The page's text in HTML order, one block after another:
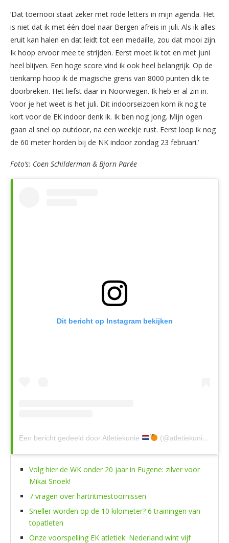
‘Dat toernooi staat zeker met rode letters in mijn agenda. Het
is niet dat ik met één doel naar Bergen afreis in juli. Als ik alles
eruit kan halen en dat leidt tot een medaille, zou dat mooi zijn.
Ik hoop ervoor mee te strijden. Eerst moet ik tot en met juni
heel blijven. Een hoge score vind ik ook heel belangrijk. Op de
tienkamp hoop ik de magische grens van 8000 punten dik te
doorbreken. Het liefst daar in Noorwegen. Ik heb er al zin in.
Voor je het weet is het juli. Dit indoorseizoen kom ik nog te
kort voor de EK indoor denk ik. Ik ben nog jong. Mijn ogen
gaan al snel op outdoor, na een weekje rust. Eerst loop ik nog
de 60 meter horden bij de NK indoor zondag 23 februari.’
Foto’s: Coen Schilderman & Bjorn Parée
Dit bericht op Instagram bekijken
Een bericht gedeeld door Atletiekunie (@atletiekunienl)
Volg hier de WK onder 20 jaar in Eugene: zilver voor
Mikai Snoek!
7 vragen over hartritmestoornissen
Sneller worden op de 10 kilometer? 6 trainingen van
topatleten
Onze voorspelling EK atletiek: Nederland wint vijf